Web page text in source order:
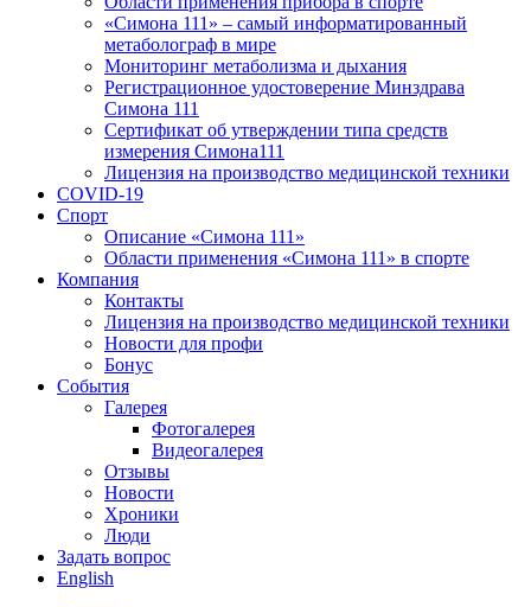
«Симона 111» – самый информатированный
метаболограф в мире
Мониторинг метаболизма и дыхания
Регистрационное удостоверение Минздрава
Симона 111
Сертификат об утверждении типа средств
измерения Симона111
Лицензия на производство медицинской техники
COVID-19
Спорт
Описание «Симона 111»
Области применения «Симона 111» в спорте
Компания
Контакты
Лицензия на производство медицинской техники
Новости для профи
Бонус
События
Галерея
Фотогалерея
Видеогалерея
Отзывы
Новости
Хроники
Люди
Задать вопрос
English